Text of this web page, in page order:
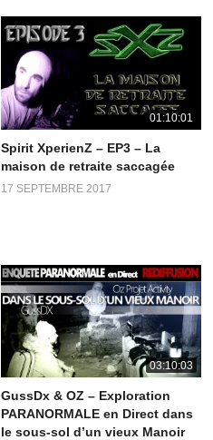
01:10:01
Spirit XperienZ – EP3 – La
maison de retraite saccagée
17 SEPTEMBRE 2017
03:10:03
GussDx & OZ – Exploration
PARANORMALE en Direct dans
le sous-sol d’un vieux Manoir